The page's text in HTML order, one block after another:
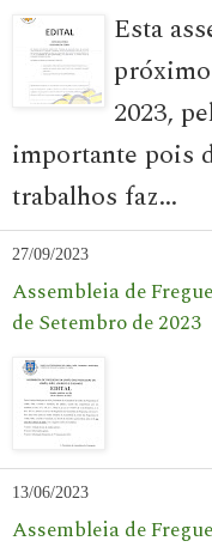
Esta
2023,
importante pois
trabalhos faz...
27/09/2023
Assembleia de
de Setembro de 2023
13/06/2023
Assembleia de